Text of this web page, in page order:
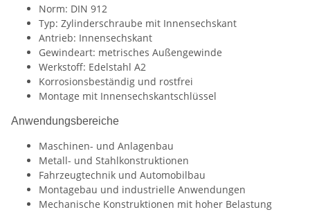
Norm: DIN 912
Typ: Zylinderschraube mit Innensechskant
Antrieb: Innensechskant
Gewindeart: metrisches Außengewinde
Werkstoff: Edelstahl A2
Korrosionsbeständig und rostfrei
Montage mit Innensechskantschlüssel
Anwendungsbereiche
Maschinen- und Anlagenbau
Metall- und Stahlkonstruktionen
Fahrzeugtechnik und Automobilbau
Montagebau und industrielle Anwendungen
Mechanische Konstruktionen mit hoher Belastung